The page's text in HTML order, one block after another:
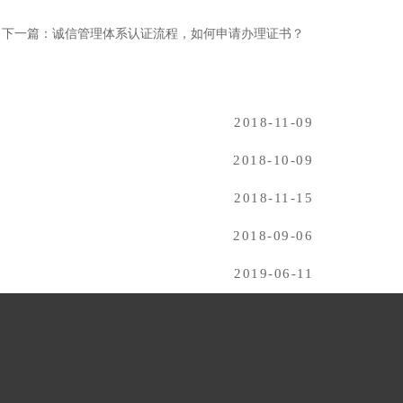
下一篇：诚信管理体系认证流程，如何申请办理证书？
2018-11-09
2018-10-09
2018-11-15
2018-09-06
2019-06-11